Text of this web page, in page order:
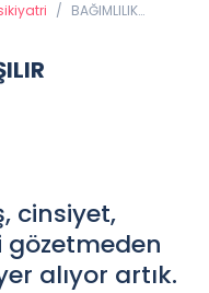
/ BAĞIMLILIK
cinsiyet,
gözetmeden
alıyor artık.